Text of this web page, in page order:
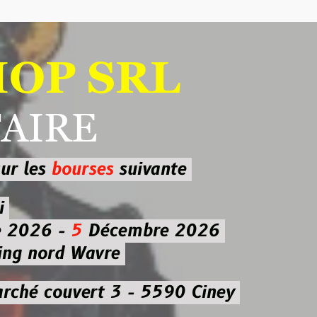
SRL
suivante
5Décembre 2026
Wavre
3 - 5590 Ciney